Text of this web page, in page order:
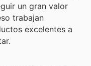
un gran valor
trabajan
excelentes a